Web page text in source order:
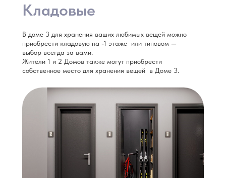
В доме 3 для хранения ваших любимых вещей можно
приобрести кладовую на -1 этаже или типовом —
выбор всегда за вами.
Жители 1 и 2 Домов также могут приобрести
собственное место для хранения вещей в Доме 3.
Кладовые